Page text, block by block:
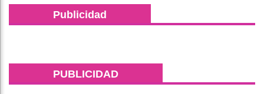
Publicidad
PUBLICIDAD